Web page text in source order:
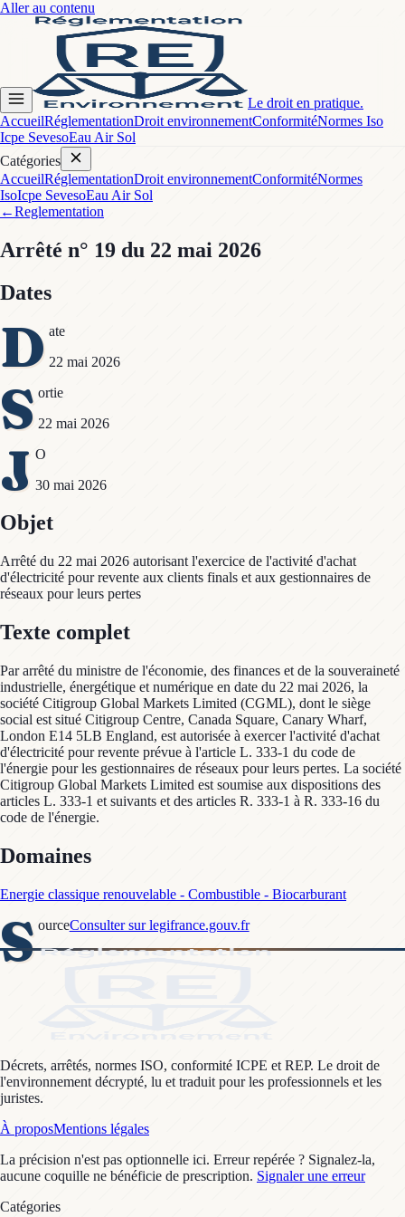
Aller au contenu
Le droit en pratique.
AccueilRéglementationDroit environnementConformitéNormes Iso
Icpe SevesoEau Air Sol
Catégories
AccueilRéglementationDroit environnementConformitéNormes
IsoIcpe SevesoEau Air Sol
←Reglementation
Arrêté n° 19 du 22 mai 2026
Dates
D ate
22 mai 2026
S ortie
22 mai 2026
J O
30 mai 2026
Objet
Arrêté du 22 mai 2026 autorisant l'exercice de l'activité d'achat
d'électricité pour revente aux clients finals et aux gestionnaires de
réseaux pour leurs pertes
Texte complet
Par arrêté du ministre de l'économie, des finances et de la souveraineté
industrielle, énergétique et numérique en date du 22 mai 2026, la
société Citigroup Global Markets Limited (CGML), dont le siège
social est situé Citigroup Centre, Canada Square, Canary Wharf,
London E14 5LB England, est autorisée à exercer l'activité d'achat
d'électricité pour revente prévue à l'article L. 333-1 du code de
l'énergie pour les gestionnaires de réseaux pour leurs pertes. La société
Citigroup Global Markets Limited est soumise aux dispositions des
articles L. 333-1 et suivants et des articles R. 333-1 à R. 333-16 du
code de l'énergie.
Domaines
Energie classique renouvelable - Combustible - Biocarburant
S ourceConsulter sur legifrance.gouv.fr
Décrets, arrêtés, normes ISO, conformité ICPE et REP. Le droit de
l'environnement décrypté, lu et traduit pour les professionnels et les
juristes.
À proposMentions légales
La précision n'est pas optionnelle ici. Erreur repérée ? Signalez-la,
aucune coquille ne bénéficie de prescription. Signaler une erreur
Catégories